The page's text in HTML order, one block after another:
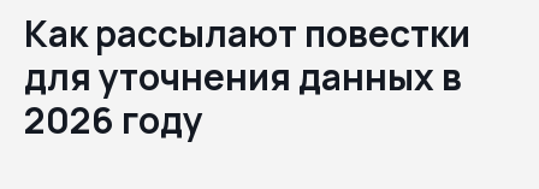
Как рассылают повестки
для уточнения данных в
2026 году